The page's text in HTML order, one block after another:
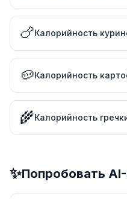
🍗Калорийность
🥔Калорийность
🌾Калорийность
✨Попробовать